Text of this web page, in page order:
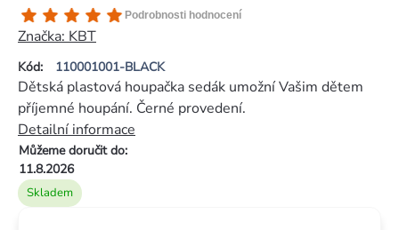
Kód: 110001001-BLACK
Průměrné
hodnocení
produktu
je
5,0
z
5
hvězdiček.
Podrobnosti hodnocení
Značka: KBT
Skladem
Můžeme doručit do:
11.8.2026
Dětská plastová houpačka sedák umožní Vašim dětem
příjemné houpání. Černé provedení.
Detailní informace